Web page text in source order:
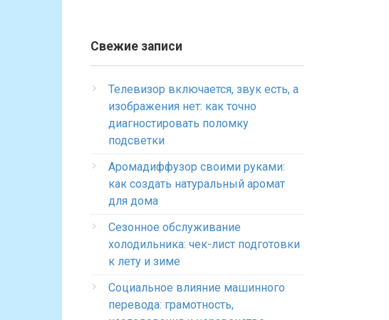
Свежие записи
Телевизор включается, звук есть, а
изображения нет: как точно
диагностировать поломку
подсветки
Аромадиффузор своими руками:
как создать натуральный аромат
для дома
Сезонное обслуживание
холодильника: чек-лист подготовки
к лету и зиме
Социальное влияние машинного
перевода: грамотность,